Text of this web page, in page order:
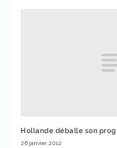
Hollande déballe son
26 janvier 2012